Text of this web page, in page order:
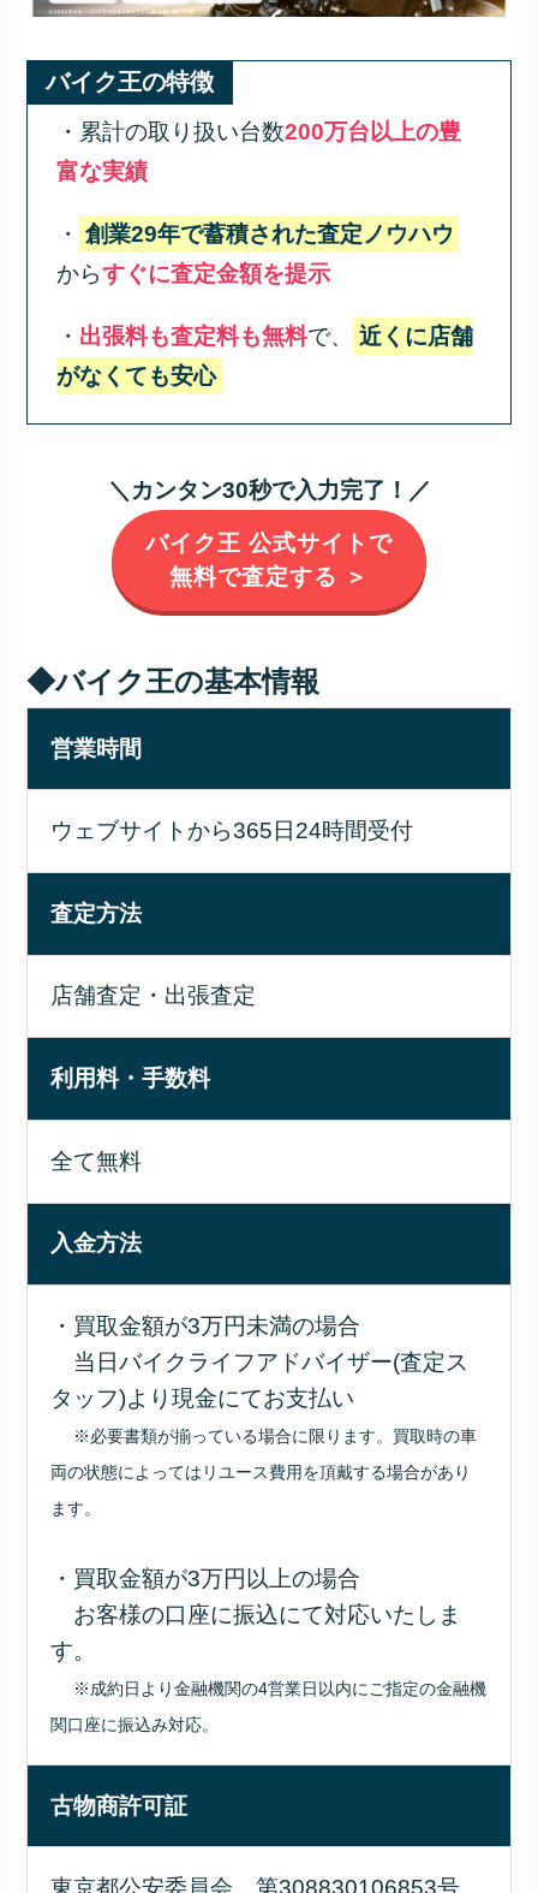
バイク王の特徴
・累計の取り扱い台数200万台以上の豊
富な実績
・ 創業29年で蓄積された査定ノウハウ
からすぐに査定金額を提示
・ 出張料も査定料も無料で、
近くに店舗
がなくても安心
＼カンタン30秒で入力完了！／
バイク王 公式サイトで
無料で査定する ＞
◆バイク王の基本情報
営業時間
ウェブサイトから365日24時間受付
査定方法
店舗査定・出張査定
利用料・手数料
全て無料
入金方法
・買取金額が3万円未満の場合
当日バイクライフアドバイザー(査定ス
タッフ)より現金にてお支払い
※必要書類が揃っている場合に限ります。買取時の車
両の状態によってはリユース費用を頂戴する場合があり
ます。
・買取金額が3万円以上の場合
お客様の口座に振込にて対応いたしま
す。
※成約日より金融機関の4営業日以内にご指定の金融機
関口座に振込み対応。
古物商許可証
東京都公安委員会 第308830106853号